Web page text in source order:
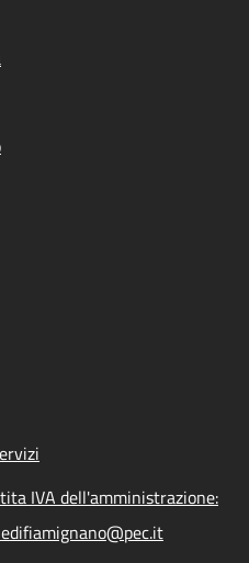
IVA dell'amministrazione: